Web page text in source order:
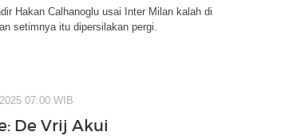
Hakan Calhanoglu usai Inter Milan kalah di
setimnya itu dipersilakan pergi.
07:00 WIB
De Vrij Akui